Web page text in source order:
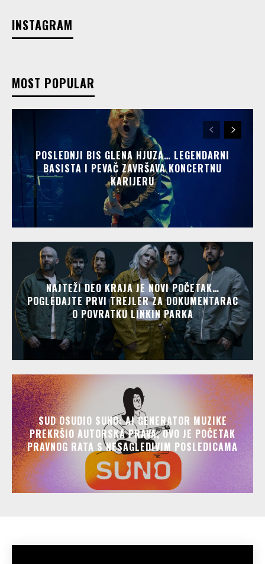
INSTAGRAM
MOST POPULAR
POSLEDNJI BIS GLENA HJUZA… LEGENDARNI
BASISTA I PEVAČ ZAVRŠAVA KONCERTNU
KARIJERU
NAJTEŽI DEO KRAJA JE NOVI POČETAK…
POGLEDAJTE PRVI TREJLER ZA DOKUMENTARAC
O POVRATKU LINKIN PARKA
SUD OSUDIO SUNO: AI GENERATOR MUZIKE
PREKRŠIO AUTORSKA PRAVA, OVO JE POČETAK
PRAVNOG RATA S NESAGLEDIVIM POSLEDICAMA